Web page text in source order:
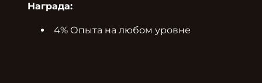
Награда:
4% Опыта на любом уровне